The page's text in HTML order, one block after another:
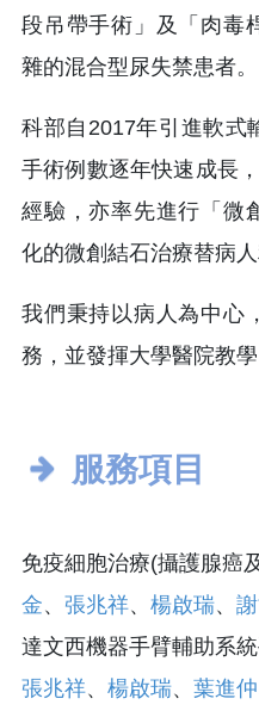
段吊帶手術」及「肉毒
雜的混合型尿失禁患者。
科部自2017年引進軟式
手術例數逐年快速成長
經驗，亦率先進行「微
化的微創結石治療替病人
我們秉持以病人為中心
務，並發揮大學醫院教學
服務項目
免疫細胞治療(攝護腺癌
金、 張兆祥、 楊啟瑞、
達文西機器手臂輔助系統
張兆祥、 楊啟瑞、 葉進仲